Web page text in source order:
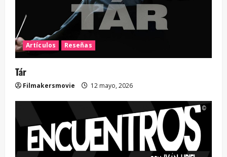
Artículos Reseñas
Tár
Filmakersmovie 12 mayo, 2026